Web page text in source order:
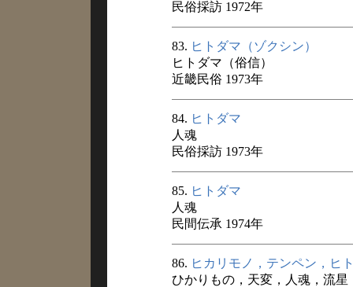
民俗採訪 1972年
83. ヒトダマ（ゾクシン）
ヒトダマ（俗信）
近畿民俗 1973年
84. ヒトダマ
人魂
民俗採訪 1973年
85. ヒトダマ
人魂
民間伝承 1974年
86. ヒカリモノ，テンペン，ヒ
ひかりもの，天変，人魂，流星